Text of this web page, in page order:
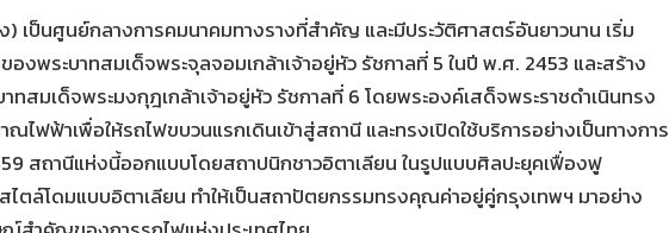
) เป็นศูนย์กลางการคมนาคมทางรางที่สำคัญ และมีประวัติศาสตร์อันยาวนาน เริ่ม
งพระบาทสมเด็จพระจุลจอมเกล้าเจ้าอยู่หัว รัชกาลที่ 5 ในปี พ.ศ. 2453 และสร้าง
ทสมเด็จพระมงกุฎเกล้าเจ้าอยู่หัว รัชกาลที่ 6 โดยพระองค์เสด็จพระราชดำเนินทรง
ฟฟ้าเพื่อให้รถไฟขบวนแรกเดินเข้าสู่สถานี และทรงเปิดใช้บริการอย่างเป็นทางการ
สถานีแห่งนี้ออกแบบโดยสถาปนิกชาวอิตาเลียน ในรูปแบบศิลปะยุคเฟื่องฟู
ตล์โดมแบบอิตาเลียน ทำให้เป็นสถาปัตยกรรมทรงคุณค่าอยู่คู่กรุงเทพฯ มาอย่าง